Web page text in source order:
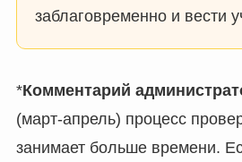
заблаговременно и вести
*Комментарий
(март-апрель) процесс
занимает больше времени.